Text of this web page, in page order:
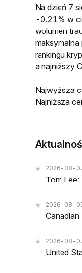
Na dzień 7
-0.21% w
wolumen
rankingu
a najniższy
Najwyższa
Najniższa
2026-08-
Tom
2026-08-
Canadian
2026-08-
United